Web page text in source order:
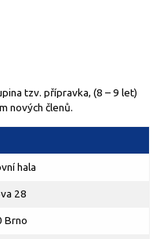
tzv. přípravka, (8 – 9 let)
nových členů.
hala
28
Brno